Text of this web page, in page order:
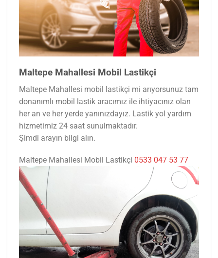
Maltepe Mahallesi Mobil Lastikçi
Maltepe Mahallesi mobil lastikçi mi arıyorsunuz tam
donanımlı mobil lastik aracımız ile ihtiyacınız olan
her an ve her yerde yanınızdayız. Lastik yol yardım
hizmetimiz 24 saat sunulmaktadır.
Şimdi arayın bilgi alın.
Maltepe Mahallesi Mobil Lastikçi 0533 047 53 77